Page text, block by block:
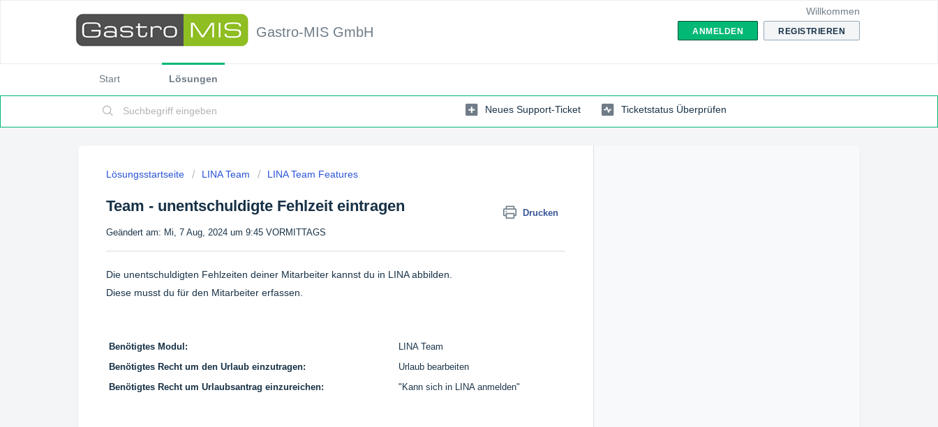
Gastro-MIS GmbH
Willkommen
ANMELDEN REGISTRIEREN
Start Lösungen
Neues Support-Ticket Ticketstatus Überprüfen
Lösungsstartseite LINA Team LINA Team Features
Team - unentschuldigte Fehlzeit eintragen
Drucken
Geändert am: Mi, 7 Aug, 2024 um 9:45 VORMITTAGS
Die unentschuldigten Fehlzeiten deiner Mitarbeiter kannst du in LINA abbilden.
Diese musst du für den Mitarbeiter erfassen.
Benötigtes Modul:
LINA Team
Benötigtes Recht um den Urlaub einzutragen:
Urlaub bearbeiten
Benötigtes Recht um Urlaubsantrag einzureichen:
"Kann sich in LINA anmelden"